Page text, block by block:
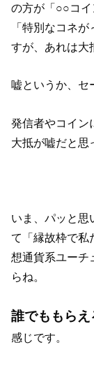
の方が「○○コイ
「特別なコネ
すが、あれは大
嘘というか、セ
発信者やコイン
大抵が嘘だと思
いま、パッと思
て「縁故枠で私
想通貨系ユーチ
らね。
誰でももらえ
感じです。